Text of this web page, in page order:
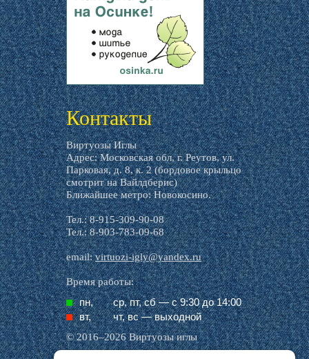
livemaster.ru
Контакты
Виртуозы Иглы
Адрес: Московская обл, г. Реутов, ул.
Парковая, д. 8, к. 2 (бордовое крыльцо
смотрит на Вайлдберис)
Ближайшее метро: Новокосино.
Тел.: 8-915-309-90-08
Тел.: 8-903-783-09-68
email:virtuozi-igly@yandex.ru
Время работы:
пн,
ср, пт, cб — с 9:30 до 14:00
вт,
чт, вс — выходной
© 2016–2026 Виртуозы иглы